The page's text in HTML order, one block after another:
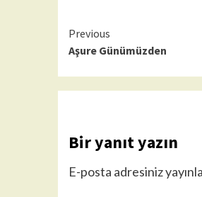
Continue
Reading
Previous
Aşure Günümüzden
Bir yanıt yazın
E-posta adresiniz